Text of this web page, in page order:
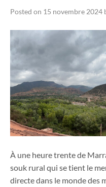
Posted on 15 novembre 2024
À une heure trente de
souk rural qui se tient le
directe dans le monde des